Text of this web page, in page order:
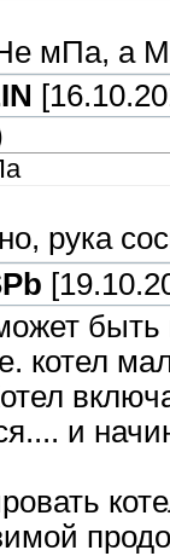
Не мПа, а
рука
быть
котел
и